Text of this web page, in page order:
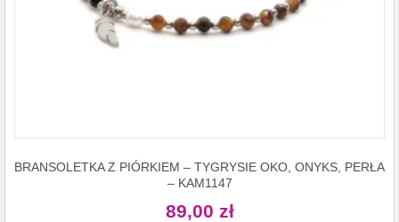
BRANSOLETKA Z PIÓRKIEM – TYGRYSIE OKO, ONYKS, PERŁA
– KAM1147
89,00 zł